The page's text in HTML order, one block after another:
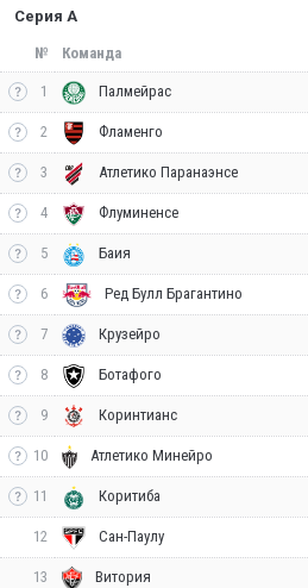
Серия А
№ Команда
1 Палмейрас
2 Фламенго
3 Атлетико Паранаэнсе
4 Флуминенсе
5 Баия
6 Ред Булл Брагантино
7 Крузейро
8 Ботафого
9 Коринтианс
10 Атлетико Минейро
11 Коритиба
12 Сан-Паулу
13 Витория